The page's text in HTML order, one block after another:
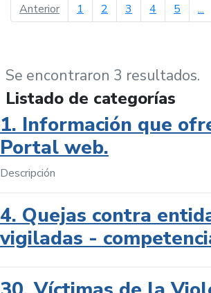
Anteriorpágina anterior
1 2 3 4 5 ...
Se encontraron 3 resultados.
Listado de categorías
1. Información que
Portal web.
Descripción
4. Quejas contra
vigiladas -